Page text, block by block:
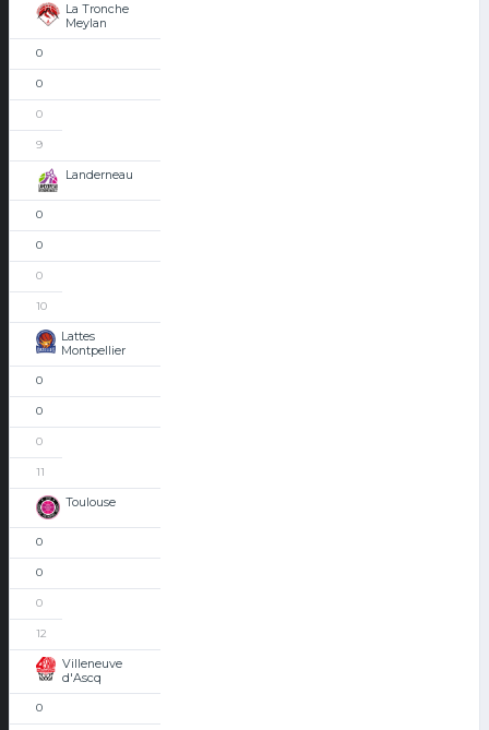
La Tronche
Meylan
0
0
0
9
Landerneau
0
0
0
10
Lattes
Montpellier
0
0
0
11
Toulouse
0
0
0
12
Villeneuve
d'Ascq
0